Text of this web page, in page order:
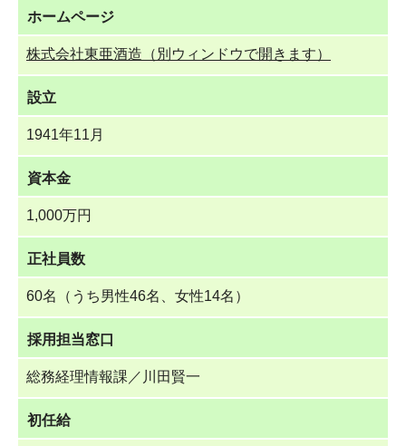
ホームページ
株式会社東亜酒造（別ウィンドウで開きます）
設立
1941年11月
資本金
1,000万円
正社員数
60名（うち男性46名、女性14名）
採用担当窓口
総務経理情報課／川田賢一
初任給